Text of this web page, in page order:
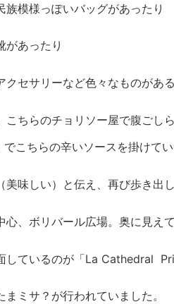
模様っぽいバッグがあったり
があったり
セサリーなど色々なものがあ
ちらのチョリソー屋で腹ごしら
こちらの辛いソースを掛けて
味しい）と伝え、再び歩き出し
、ボリバール広場。奥に見え
しているのが「La Cathedral
ミサ？が行われていました。